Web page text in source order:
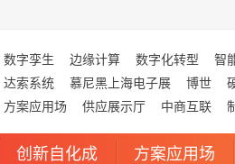
数字孪生 边缘计算 数字化转型 智
达索系统 慕尼黑上海电子展 博世
方案应用场 供应展示厅 中商互联
创新自化成 方案应用场